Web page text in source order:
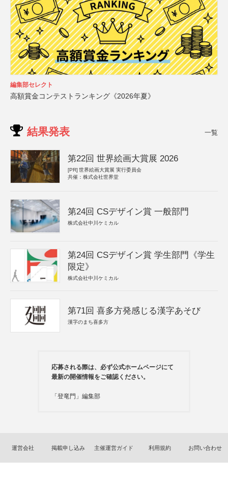
編集部セレクト
高額賞金コンテストランキング《2026年夏》
結果発表 一覧
第22回 世界絵画大賞展 2026
[PR] 世界絵画大賞展 実行委員会
共催：株式会社世界堂
第24回 CSデザイン賞 一般部門
株式会社中川ケミカル
第24回 CSデザイン賞 学生部門《学生
限定》
株式会社中川ケミカル
第71回 喜多方発感じる漢字あそび
漢字のまち喜多方
応募される際は、必ず公式ホームページにて
最新の開催情報をご確認ください。
「登竜門」編集部
運営会社 掲載申し込み 主催運営ガイド 利用規約 お問い合わせ